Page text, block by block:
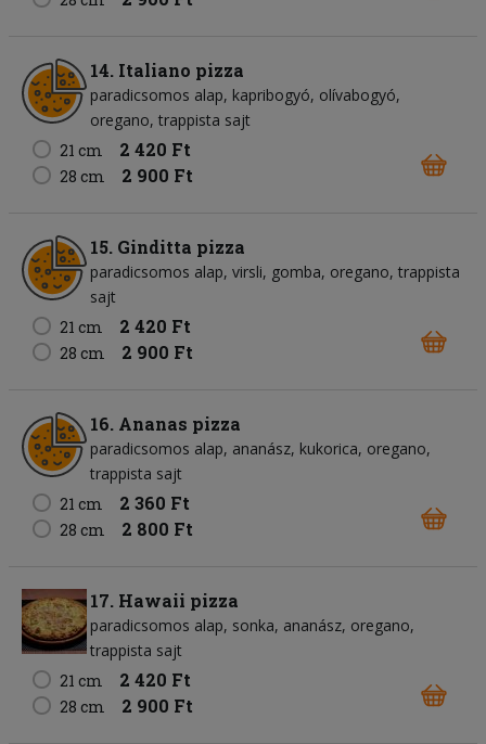
14. Italiano pizza
paradicsomos alap kapribogyó olívabogyó
oregano trappista sajt
21 cm
2 420 Ft
28 cm 2 900 Ft
15. Ginditta pizza
paradicsomos alap virsli gomba oregano trappista
sajt
21 cm
2 420 Ft
28 cm 2 900 Ft
16. Ananas pizza
paradicsomos alap ananász kukorica oregano
trappista sajt
21 cm
2 360 Ft
28 cm 2 800 Ft
17. Hawaii pizza
paradicsomos alap sonka ananász oregano
trappista sajt
21 cm
2 420 Ft
28 cm 2 900 Ft